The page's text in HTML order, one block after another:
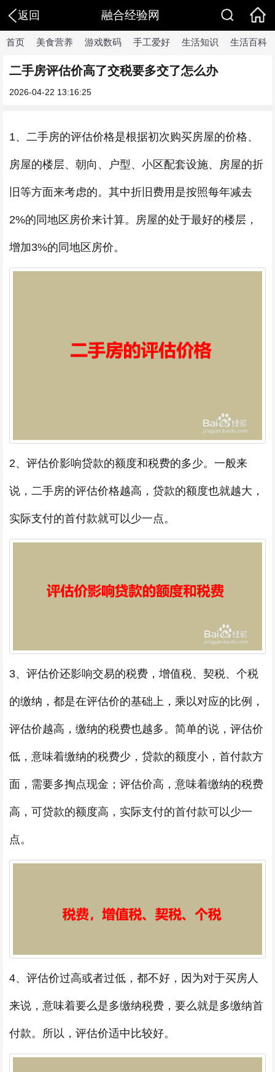
返回 融合经验网
首页 美食营养 游戏数码 手工爱好 生活知识 生活百科
二手房评估价高了交税要多交了怎么办
2026-04-22 13:16:25
1、二手房的评估价格是根据初次购买房屋的价格、
房屋的楼层、朝向、户型、小区配套设施、房屋的折
旧等方面来考虑的。其中折旧费用是按照每年减去
2%的同地区房价来计算。房屋的处于最好的楼层，
增加3%的同地区房价。
2、评估价影响贷款的额度和税费的多少。一般来
说，二手房的评估价格越高，贷款的额度也就越大，
实际支付的首付款就可以少一点。
3、评估价还影响交易的税费，增值税、契税、个税
的缴纳，都是在评估价的基础上，乘以对应的比例，
评估价越高，缴纳的税费也越多。简单的说，评估价
低，意味着缴纳的税费少，贷款的额度小，首付款方
面，需要多掏点现金；评估价高，意味着缴纳的税费
高，可贷款的额度高，实际支付的首付款可以少一
点。
4、评估价过高或者过低，都不好，因为对于买房人
来说，意味着要么是多缴纳税费，要么就是多缴纳首
付款。所以，评估价适中比较好。